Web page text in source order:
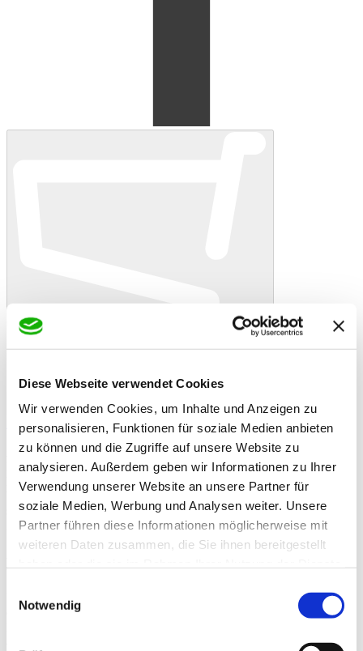
Diese Webseite verwendet Cookies
Wir verwenden Cookies, um Inhalte und Anzeigen zu
personalisieren, Funktionen für soziale Medien anbieten
zu können und die Zugriffe auf unsere Website zu
analysieren. Außerdem geben wir Informationen zu Ihrer
Verwendung unserer Website an unsere Partner für
soziale Medien, Werbung und Analysen weiter. Unsere
Partner führen diese Informationen möglicherweise mit
weiteren Daten zusammen, die Sie ihnen bereitgestellt
Notwendig
In den Warenkorb Danke! Etwas ist schiefgelaufen
Bewertung
Streusalz K+S 25 kg
Artikelbeschreibung
Das Streusalz K+S Auftausalz ist eine besonders wirksame
Mischung aus hoch reinen, feinen und groben Salzkristallen.
Während die feinen Kristalle für eine sofort einsetzende Tauwirkung
sorgen, garantieren die gröberen Kristalle die erforderliche
Langzeitwirkung bei dickeren Eis- und Schneeschichten.
Alle tauwirksamen Produkte der K+S erfüllen in vollem Umfang die
Qualitätsanforderungen der EU-Norm 16811.
Das Auftausalz der Kali und Salz stammt aus Steinsalzlagerstätten,
die vor rund 230 Millionen Jahren durch das Verdunsten früherer